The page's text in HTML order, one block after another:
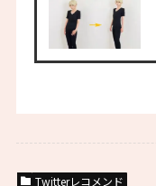
Twitterレコメンド